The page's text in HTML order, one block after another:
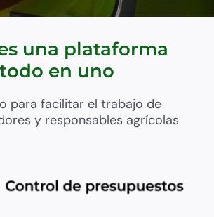
una plataforma
todo en uno
para facilitar el trabajo de
y responsables agrícolas